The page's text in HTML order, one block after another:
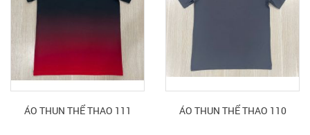
ÁO THUN THỂ THAO 111 ÁO THUN THỂ THAO 110